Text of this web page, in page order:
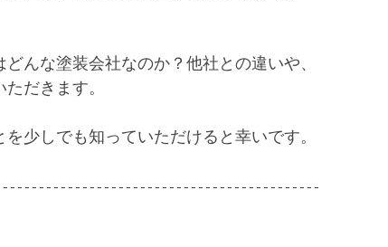
んな塗装会社なのか？他社との違いや、
だきます。
少しでも知っていただけると幸いです。